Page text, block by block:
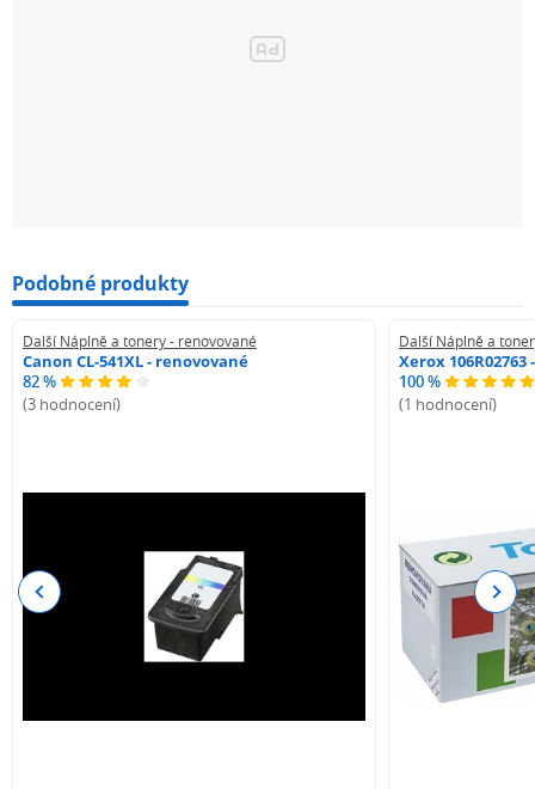
Podobné produkty
Další Náplně a tonery - renovované
Canon CL-541XL - renovované
82 %
(3 hodnocení)
Další Náplně a
Xerox
100 %
(1 hodnocení)
Previous Next